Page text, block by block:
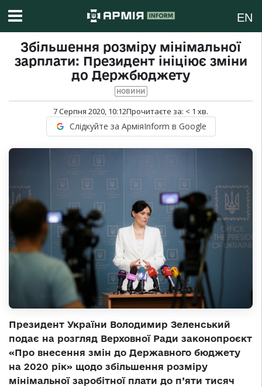
EN
Збільшення розміру мінімальної
зарплати: Президент ініціює зміни
до Держбюджету
НОВИНИ
7 Серпня 2020, 10:12Прочитаєте за: < 1 хв.
Слідкуйте за АрміяInform в Google
Президент України Володимир Зеленський
подає на розгляд Верховної Ради законопроєкт
«Про внесення змін до Державного бюджету
на 2020 рік» щодо збільшення розміру
мінімальної заробітної плати до п’яти тисяч